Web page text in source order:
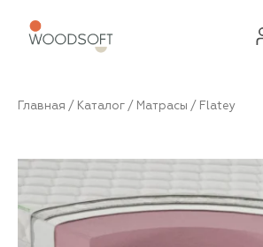
Главная / Каталог / Матрасы / Flatey